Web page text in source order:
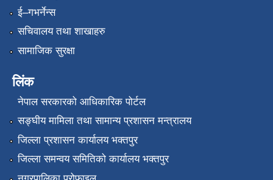
ई–गभर्नेन्स
सचिवालय तथा शाखाहरु
सामाजिक सुरक्षा
लिंक
नेपाल सरकारको आधिकारिक पोर्टल
सङ्‍घीय मामिला तथा सामान्य प्रशासन मन्त्रालय
जिल्ला प्रशासन कार्यालय भक्तपुर
जिल्ला समन्वय समितिको कार्यालय भक्तपुर